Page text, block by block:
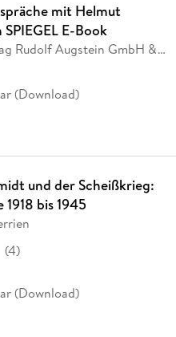
mit Helmut
E-Book
Rudolf Augstein GmbH &
(Download)
und der Scheißkrieg:
bis 1945
(4)
(Download)